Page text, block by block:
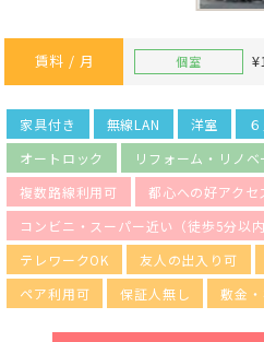
賃料 / 月 個室
家具付き 無線LAN 洋室
オートロック
リフォーム・リノ
複数路線利用可
都心への好アクセ
コンビニ・スーパー近い（徒歩5分以内
テレワークOK
友人の出入り可
ペア利用可
保証人無し 敷金